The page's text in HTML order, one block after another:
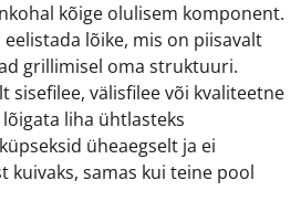
kõige olulisem komponent.
lõike, mis on piisavalt
grillimisel oma struktuuri.
sisefilee, välisfilee või kvaliteetne
liha ühtlasteks
üheaegselt ja ei
kuivaks, samas kui teine pool